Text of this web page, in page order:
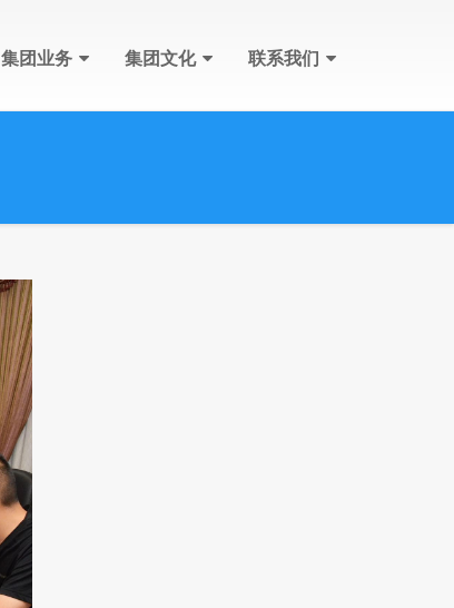
集团业务 集团文化 联系我们